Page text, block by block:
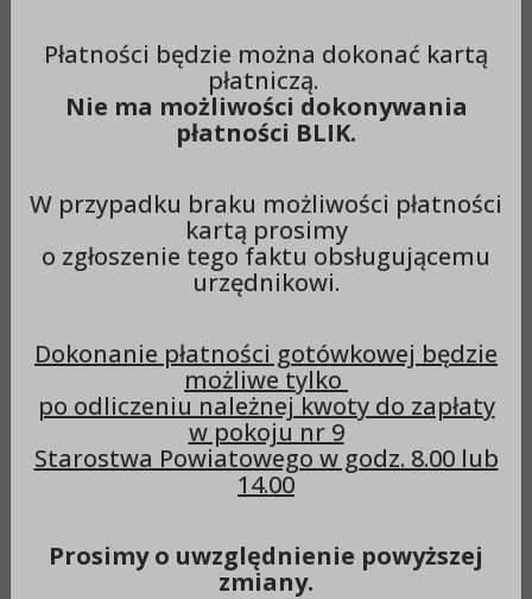
Aleksandrowie Kujawskim
Menu
Maciej Włoch (koniec
kadencji 2018-2024)
Płatności będzie można dokonać kartą
płatniczą.
Nie ma możliwości dokonywania
płatności BLIK.
W przypadku braku możliwości płatności
kartą prosimy
o zgłoszenie tego faktu obsługującemu
urzędnikowi.
Dokonanie płatności gotówkowej będzie
możliwe tylko
po odliczeniu należnej kwoty do zapłaty
w pokoju nr 9
Starostwa Powiatowego w godz. 8.00 lub
14.00
Prosimy o uwzględnienie powyższej
zmiany.